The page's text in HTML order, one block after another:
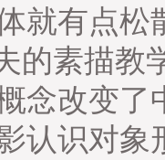
就有点松
素描教学
念改变了
认识对